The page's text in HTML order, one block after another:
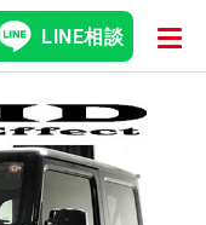
LINE相談